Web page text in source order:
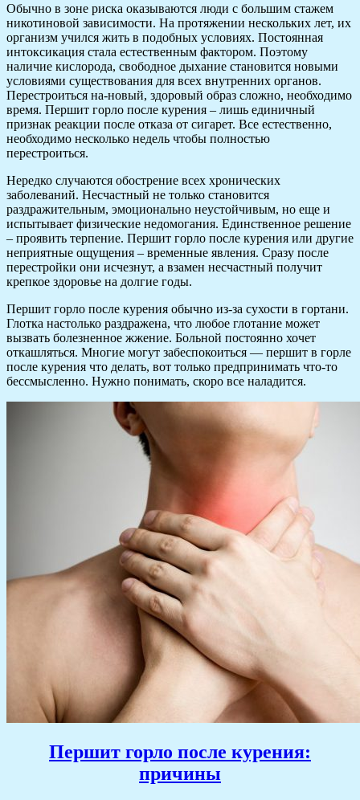
Обычно в зоне риска оказываются люди с большим стажем
никотиновой зависимости. На протяжении нескольких лет, их
организм учился жить в подобных условиях. Постоянная
интоксикация стала естественным фактором. Поэтому
наличие кислорода, свободное дыхание становится новыми
условиями существования для всех внутренних органов.
Перестроиться на-новый, здоровый образ сложно, необходимо
время. Першит горло после курения – лишь единичный
признак реакции после отказа от сигарет. Все естественно,
необходимо несколько недель чтобы полностью
перестроиться.
Нередко случаются обострение всех хронических
заболеваний. Несчастный не только становится
раздражительным, эмоционально неустойчивым, но еще и
испытывает физические недомогания. Единственное решение
– проявить терпение. Першит горло после курения или другие
неприятные ощущения – временные явления. Сразу после
перестройки они исчезнут, а взамен несчастный получит
крепкое здоровье на долгие годы.
Першит горло после курения обычно из-за сухости в гортани.
Глотка настолько раздражена, что любое глотание может
вызвать болезненное жжение. Больной постоянно хочет
откашляться. Многие могут забеспокоиться — першит в горле
после курения что делать, вот только предпринимать что-то
бессмысленно. Нужно понимать, скоро все наладится.
Першит горло после курения:
причины